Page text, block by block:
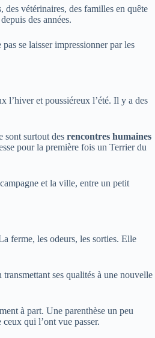
des vétérinaires, des familles en quête
des années.
se laisser impressionner par les
l’hiver et poussiéreux l’été. Il y a des
sont surtout des rencontres humaines
pour la première fois un Terrier du
et la ville, entre un petit
ferme, les odeurs, les sorties. Elle
ses qualités à une nouvelle
à part. Une parenthèse un peu
qui l’ont vue passer.